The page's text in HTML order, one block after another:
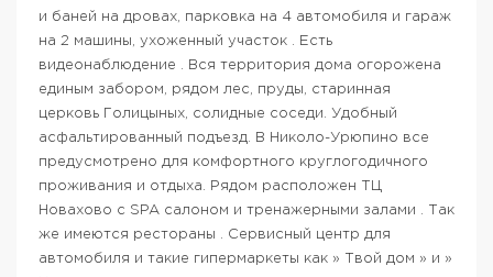
и баней на дровах, парковка на 4 автомобиля и гараж
на 2 машины, ухоженный участок . Есть
видеонаблюдение . Вся территория дома огорожена
единым забором, рядом лес, пруды, старинная
церковь Голицыных, солидные соседи. Удобный
асфальтированный подъезд. В Николо-Урюпино все
предусмотрено для комфортного круглогодичного
проживания и отдыха. Рядом расположен ТЦ
Новахово с SPA салоном и тренажерными залами . Так
же имеются рестораны . Сервисный центр для
автомобиля и такие гипермаркеты как » Твой дом » и »